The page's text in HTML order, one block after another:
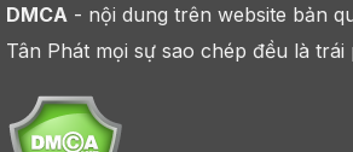
DMCA - nội dung trên website bản
Tân Phát mọi sự sao chép đều là trái